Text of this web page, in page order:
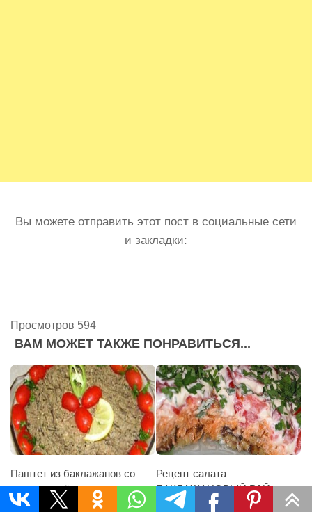
Вы можете отправить этот пост в социальные сети
и закладки:
Просмотров 594
ВАМ МОЖЕТ ТАКЖЕ ПОНРАВИТЬСЯ...
Паштет из баклажанов со
вкусом печёнки
Рецепт салата
БАКЛАЖАНОВЫЙ РАЙ